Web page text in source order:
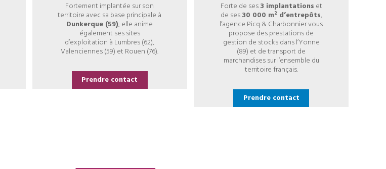
Fortement implantée sur son
territoire avec sa base principale à
Dunkerque (59), elle anime
également ses sites
d’exploitation à Lumbres (62),
Valenciennes (59) et Rouen (76).
Prendre contact
Forte de ses3 implantations et
de ses30 000 m² d’entrepôts,
l’agence Picq & Charbonnier vous
propose des prestations de
gestion de stocks dans l’Yonne
(89) et de transport de
marchandises sur l’ensemble du
territoire français.
Prendre contact